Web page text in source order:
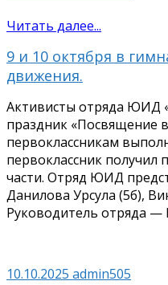
Читать далее...
9 и 10 октября в
движения.
Активисты отряда ЮИД
праздник «Посвящение
первоклассникам
первоклассник получил
части. Отряд ЮИД
Данилова Урсула (5б),
Руководитель отряда
10.10.2025 admin505